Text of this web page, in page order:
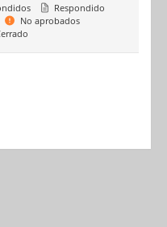
Respondido
No aprobados